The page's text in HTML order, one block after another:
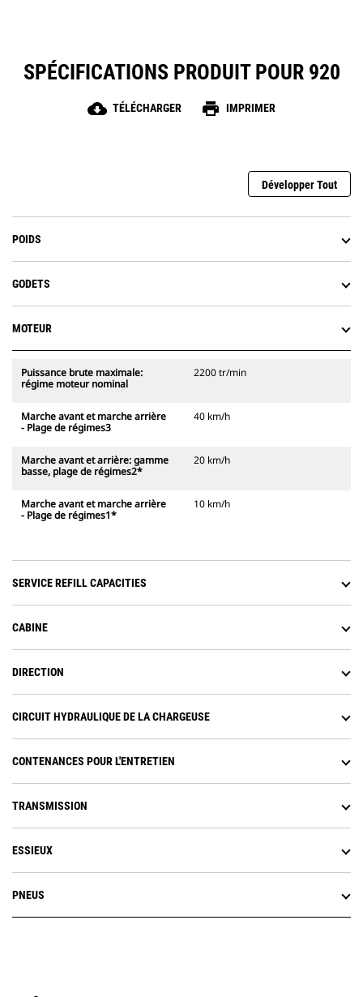
SPÉCIFICATIONS PRODUIT POUR 920
cloud_download TÉLÉCHARGER print IMPRIMER
Développer Tout
POIDS
GODETS
MOTEUR
Puissance brute maximale:
régime moteur nominal
2200 tr/min
Marche avant et marche arrière
- Plage de régimes3
40 km/h
Marche avant et arrière: gamme
basse, plage de régimes2*
20 km/h
Marche avant et marche arrière
- Plage de régimes1*
10 km/h
SERVICE REFILL CAPACITIES
CABINE
DIRECTION
CIRCUIT HYDRAULIQUE DE LA CHARGEUSE
CONTENANCES POUR L'ENTRETIEN
TRANSMISSION
ESSIEUX
PNEUS